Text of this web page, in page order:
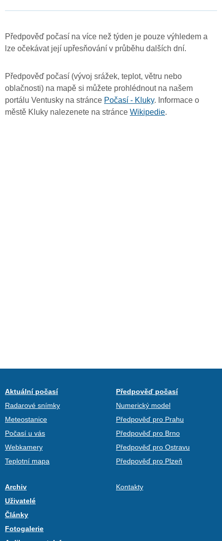
Předpověď počasí na více než týden je pouze výhledem a
lze očekávat její upřesňování v průběhu dalších dní.
Předpověď počasí (vývoj srážek, teplot, větru nebo
oblačnosti) na mapě si můžete prohlédnout na našem
portálu Ventusky na stránce Počasí - Kluky. Informace o
městě Kluky nalezenete na stránce Wikipedie.
Aktuální počasí
Radarové snímky
Meteostanice
Počasí u vás
Webkamery
Teplotní mapa
Předpověď počasí
Numerický model
Předpověď pro Prahu
Předpověď pro Brno
Předpověď pro Ostravu
Předpověď pro Plzeň
Archiv
Uživatelé
Články
Fotogalerie
Kontakty